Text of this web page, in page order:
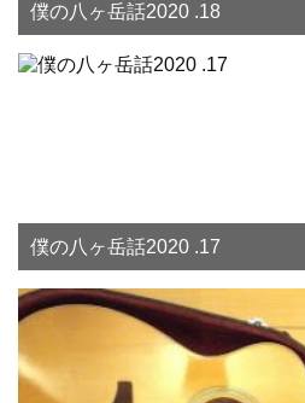
僕の八ヶ岳話2020 .18
僕の八ヶ岳話2020 .17